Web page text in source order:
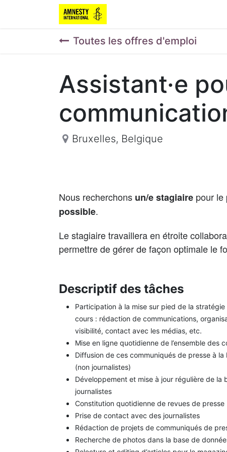
Toutes les offres d'emploi
Assistant·e
Bruxelles, Belgique
Nous recherchons un/e stagiaire pour le
possible.
Le stagiaire travaillera en étroite
permettre de gérer de façon optimale le
Descriptif des tâches
Participation à la mise sur pied de la
cours : rédaction de communications,
visibilité, contact avec les médias, etc.
Mise en ligne quotidienne de l’ensemble des
Diffusion de ces communiqués de presse à
(non journalistes)
Développement et mise à jour régulière de la
journalistes
Constitution quotidienne de revues de presse
Prise de contact avec des journalistes
Rédaction de projets de communiqués de
Recherche de photos dans la base de